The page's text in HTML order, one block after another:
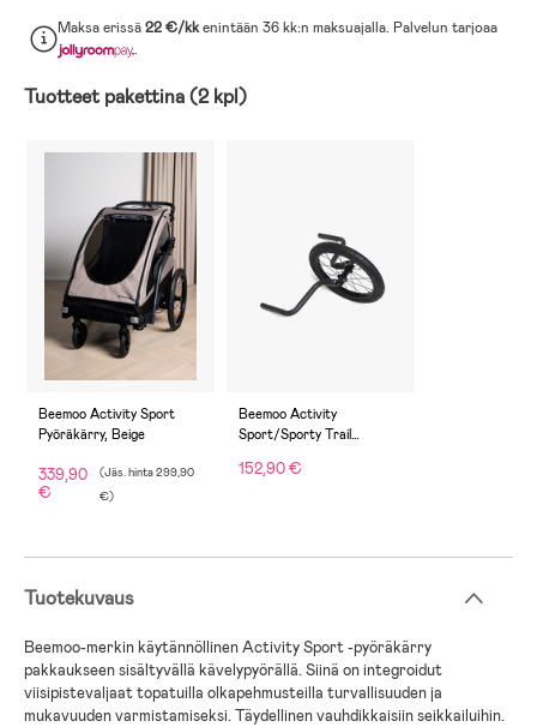
Maksa erissä22 €/kkenintään 36 kk:n maksuajalla. Palvelun tarjoaa
.
Tuotteet pakettina (2 kpl)
Beemoo Activity Sport
Pyöräkärry, Beige
339,90
€
(Jäs. hinta299,90
€)
Beemoo Activity
Sport/Sporty Trail
152,90 €
Tuotekuvaus
Beemoo-merkin käytännöllinen Activity Sport -pyöräkärry
pakkaukseen sisältyvällä kävelypyörällä. Siinä on integroidut
viisipistevaljaat topatuilla olkapehmusteilla turvallisuuden ja
mukavuuden varmistamiseksi. Täydellinen vauhdikkaisiin seikkailuihin.